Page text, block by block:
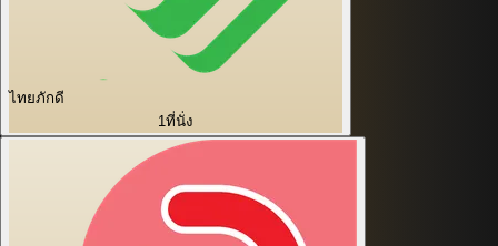
ไทยภักดี
1ที่นั่ง